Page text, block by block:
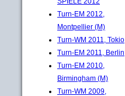
Turn-EM 2012,
Montpellier (M)
Turn-WM 2011, Tokio
Turn-EM 2011, Berlin
Turn-EM 2010,
Birmingham (M)
Turn-WM 2009,